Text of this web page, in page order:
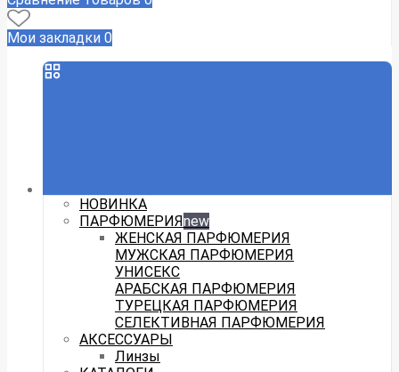
Мои закладки 0
НОВИНКА
ПАРФЮМЕРИЯnew
ЖЕНСКАЯ ПАРФЮМЕРИЯ
МУЖСКАЯ ПАРФЮМЕРИЯ
УНИСЕКС
АРАБСКАЯ ПАРФЮМЕРИЯ
ТУРЕЦКАЯ ПАРФЮМЕРИЯ
СЕЛЕКТИВНАЯ ПАРФЮМЕРИЯ
АКСЕССУАРЫ
Линзы